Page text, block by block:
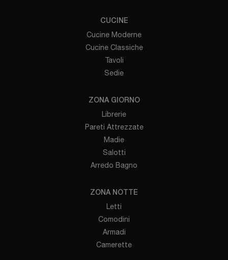
CUCINE
Cucine Moderne
Cucine Classiche
Tavoli
Sedie
ZONA GIORNO
Librerie
Pareti Attrezzate
Madie
Salotti
Arredo Bagno
ZONA NOTTE
Letti
Comodini
Armadi
Camerette